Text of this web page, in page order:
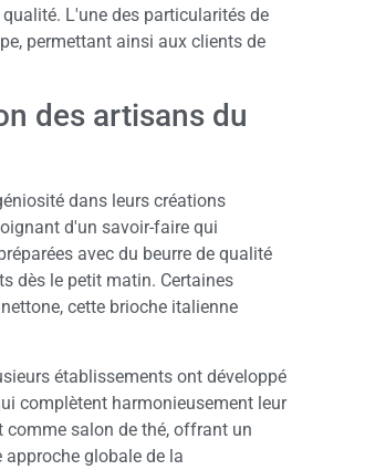
L'une des particularités de
permettant ainsi aux clients de
des artisans du
dans leurs créations
d'un savoir-faire qui
avec du beurre de qualité
dès le petit matin. Certaines
cette brioche italienne
établissements ont développé
complètent harmonieusement leur
salon de thé, offrant un
globale de la